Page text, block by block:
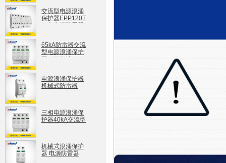
交流型电源浪涌
保护器EPP120T
65kA防雷器交流
型电源浪涌保护
电源浪涌保护器
机械式防雷器
三相电源浪涌保
护器40kA交流型
机械式浪涌保护
器 电源防雷器